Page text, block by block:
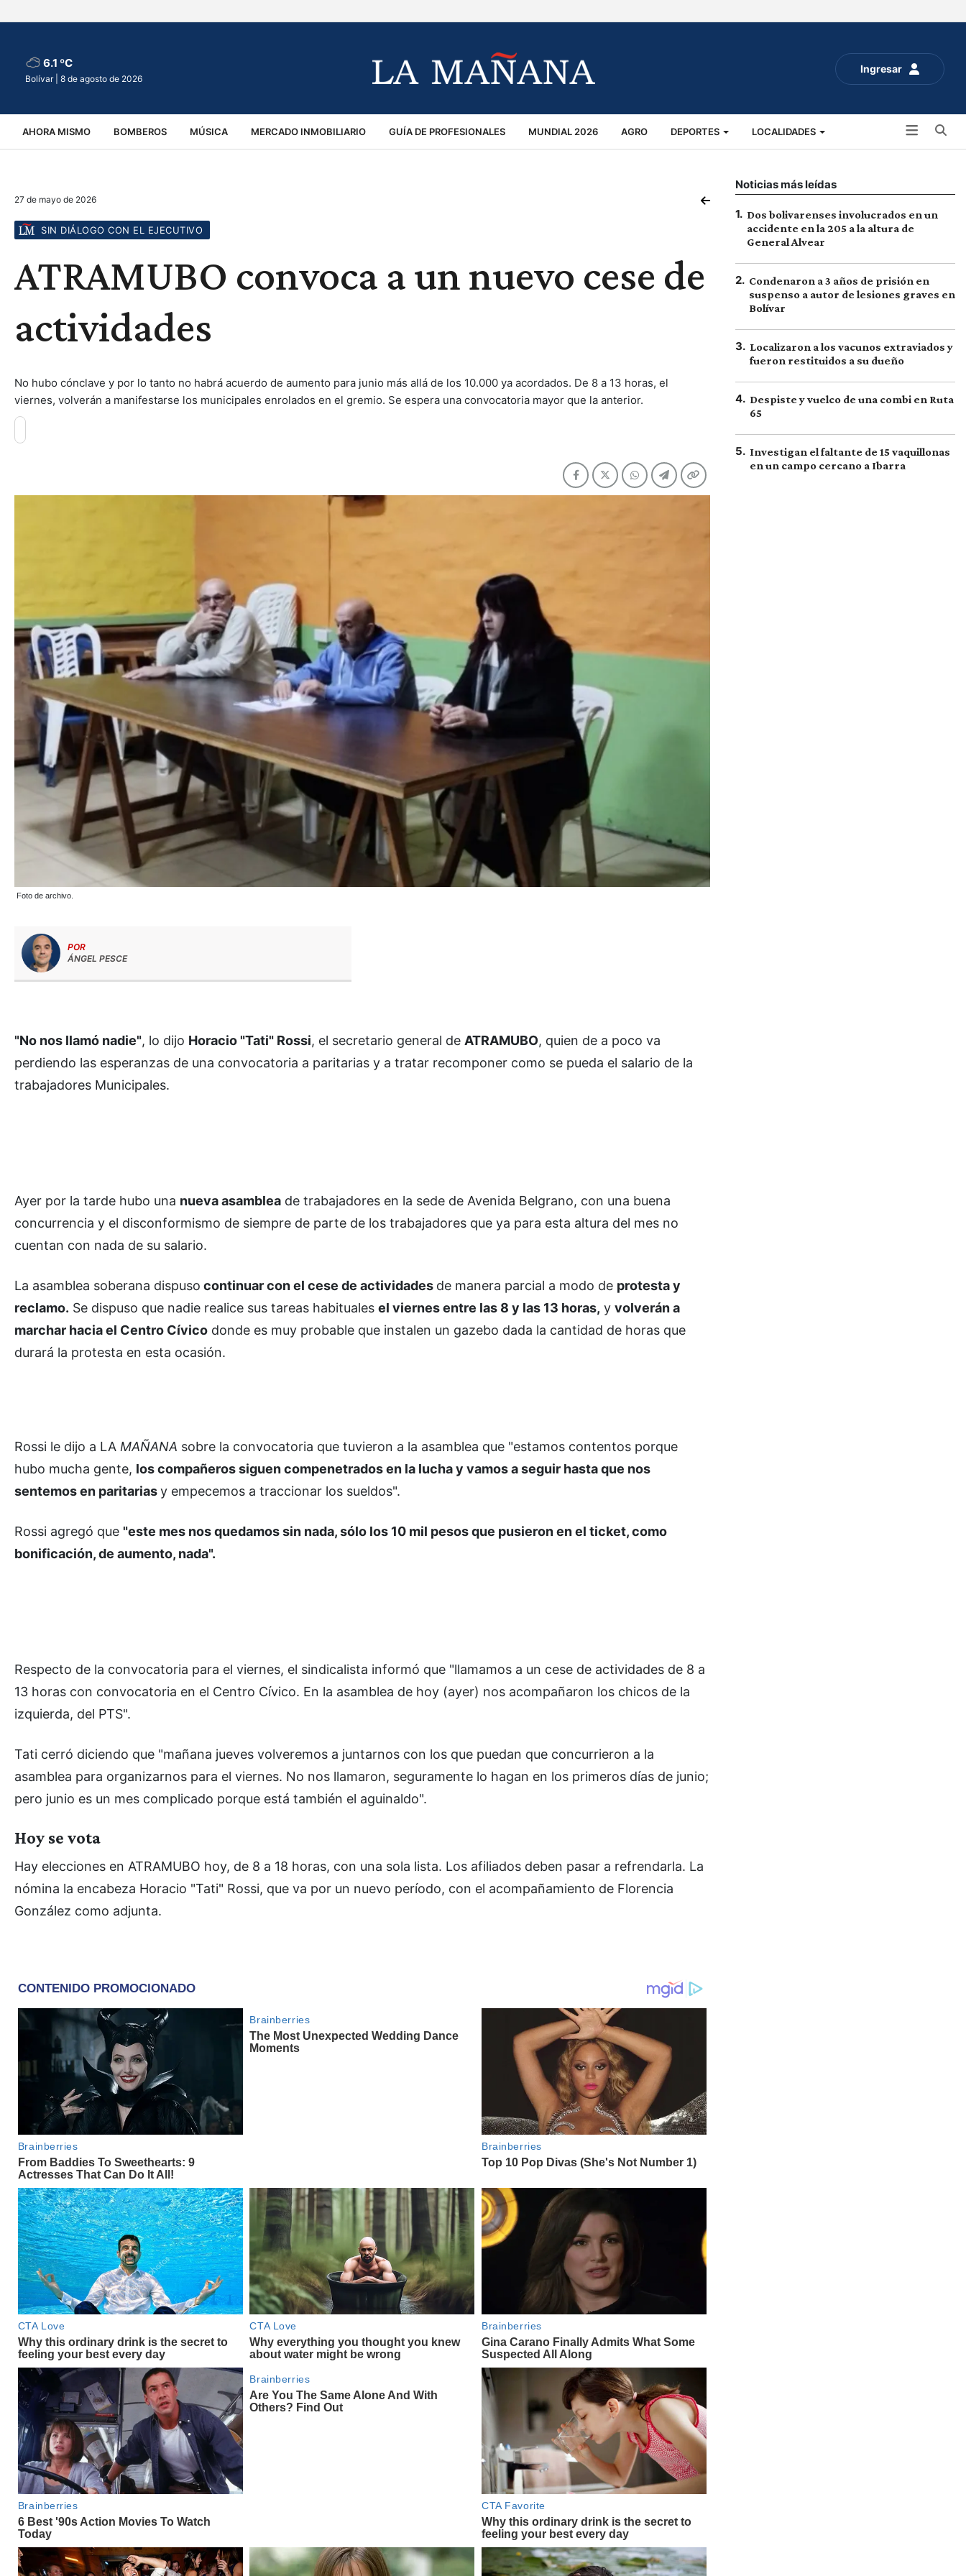
Ingresar
6.1 ºC
Bolívar | 8 de agosto de 2026
AHORA MISMO BOMBEROS MÚSICA MERCADO INMOBILIARIO GUÍA DE PROFESIONALES MUNDIAL 2026 AGRO DEPORTES LOCALIDADES
VIRALES ACCIDENTES
27 de mayo de 2026
SIN DIÁLOGO CON EL EJECUTIVO
ATRAMUBO convoca a un nuevo cese de
actividades
No hubo cónclave y por lo tanto no habrá acuerdo de aumento para junio más allá de los 10.000 ya acordados. De 8 a 13 horas, el
viernes, volverán a manifestarse los municipales enrolados en el gremio. Se espera una convocatoria mayor que la anterior.
Foto de archivo.
POR
ÁNGEL PESCE
"No nos llamó nadie", lo dijo Horacio "Tati" Rossi, el secretario general de ATRAMUBO, quien de a poco va
perdiendo las esperanzas de una convocatoria a paritarias y a tratar recomponer como se pueda el salario de la
trabajadores Municipales.
Ayer por la tarde hubo una nueva asamblea de trabajadores en la sede de Avenida Belgrano, con una buena
concurrencia y el disconformismo de siempre de parte de los trabajadores que ya para esta altura del mes no
cuentan con nada de su salario.
La asamblea soberana dispuso continuar con el cese de actividades de manera parcial a modo de protesta y
reclamo. Se dispuso que nadie realice sus tareas habituales el viernes entre las 8 y las 13 horas, y volverán a
marchar hacia el Centro Cívico donde es muy probable que instalen un gazebo dada la cantidad de horas que
durará la protesta en esta ocasión.
Rossi le dijo a LA MAÑANA sobre la convocatoria que tuvieron a la asamblea que "estamos contentos porque
hubo mucha gente, los compañeros siguen compenetrados en la lucha y vamos a seguir hasta que nos
sentemos en paritariasy empecemos a traccionar los sueldos".
Rossi agregó que "este mes nos quedamos sin nada, sólo los 10 mil pesos que pusieron en el ticket, como
bonificación, de aumento, nada".
Respecto de la convocatoria para el viernes, el sindicalista informó que "llamamos a un cese de actividades de 8 a
13 horas con convocatoria en el Centro Cívico. En la asamblea de hoy (ayer) nos acompañaron los chicos de la
izquierda, del PTS".
Tati cerró diciendo que "mañana jueves volveremos a juntarnos con los que puedan que concurrieron a la
asamblea para organizarnos para el viernes. No nos llamaron, seguramente lo hagan en los primeros días de junio;
pero junio es un mes complicado porque está también el aguinaldo".
Hoy se vota
Hay elecciones en ATRAMUBO hoy, de 8 a 18 horas, con una sola lista. Los afiliados deben pasar a refrendarla. La
nómina la encabeza Horacio "Tati" Rossi, que va por un nuevo período, con el acompañamiento de Florencia
González como adjunta.
Noticias más leídas
1. Dos bolivarenses involucrados en un
accidente en la 205 a la altura de
General Alvear
2. Condenaron a 3 años de prisión en
suspenso a autor de lesiones graves en
Bolívar
3. Localizaron a los vacunos extraviados y
fueron restituidos a su dueño
4. Despiste y vuelco de una combi en Ruta
65
5. Investigan el faltante de 15 vaquillonas
en un campo cercano a Ibarra